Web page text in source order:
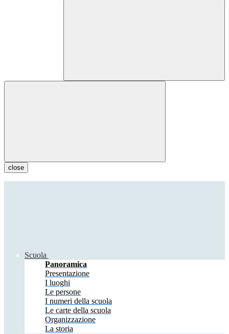
close
Scuola
Panoramica
Presentazione
I luoghi
Le persone
I numeri della scuola
Le carte della scuola
Organizzazione
La storia